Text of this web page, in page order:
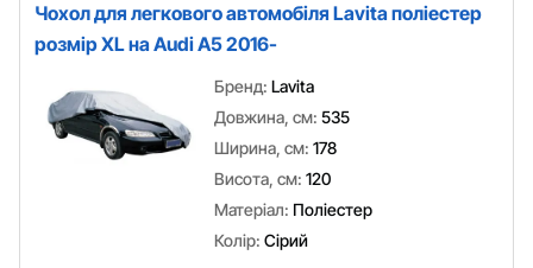
Чохол для легкового автомобіля Lavita поліестер
розмір XL на Audi A5 2016-
Бренд: Lavita
Довжина, см: 535
Ширина, см: 178
Висота, см: 120
Матеріал: Поліестер
Колір: Сірий